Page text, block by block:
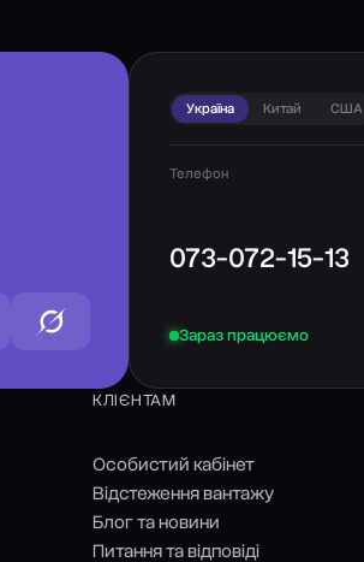
Україна Китай США
Телефон
073-072-15-13
Зараз працюємо
КЛІЄНТАМ
Особистий кабінет
Відстеження вантажу
Блог та новини
Питання та відповіді